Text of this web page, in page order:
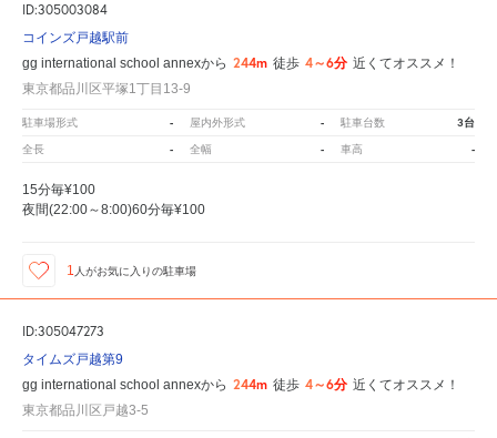
ID:305003084
コインズ戸越駅前
gg international school annexから 244m 徒歩 4～6分 近くてオススメ！
東京都品川区平塚1丁目13-9
駐車場形式 - 屋内外形式 - 駐車台数 3台
全長 - 全幅 - 車高 -
15分毎¥100
夜間(22:00～8:00)60分毎¥100
1 人がお気に入りの駐車場
ID:305047273
タイムズ戸越第9
gg international school annexから 244m 徒歩 4～6分 近くてオススメ！
東京都品川区戸越3-5